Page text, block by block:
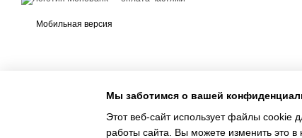
Мобильная версия
Мы заботимся о вашей
Этот веб-сайт использует файлы cookie
работы сайта. Вы можете изменить это в